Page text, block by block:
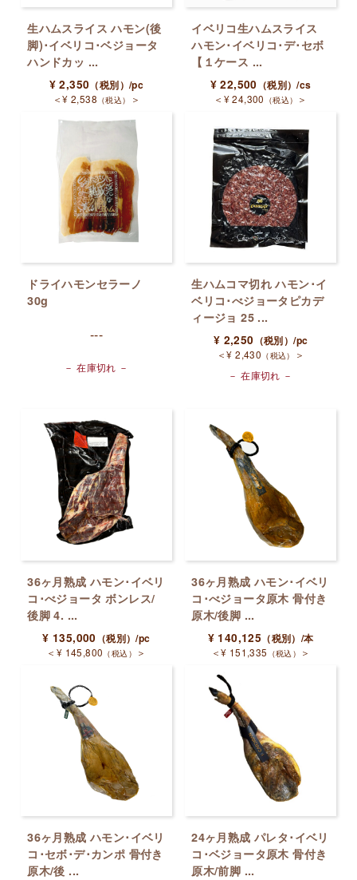
生ハムスライス ハモン(後
脚)･イベリコ･ベジョータ
ハンドカッ ...
¥ 2,350 （税別）/pc
＜¥ 2,538 （税込） ＞
イベリコ生ハムスライス
ハモン･イベリコ･デ･セボ
【１ケース ...
¥22,500 （税別）/cs
＜ ¥24,300 （税込） ＞
ドライハモンセラーノ
30g
---
－ 在庫切れ －
生ハムコマ切れ ハモン･イ
ベリコ･べジョータピカデ
ィージョ 25 ...
¥ 2,250 （税別）/pc
＜¥ 2,430 （税込）
＞
－ 在庫切れ －
36ヶ月熟成 ハモン･イベリ
コ･べジョータ ボンレス/
後脚 4. ...
¥ 135,000 （税別）/pc
＜ ¥ 145,800 （税込） ＞
36ヶ月熟成 ハモン･イベリ
コ･べジョータ原木 骨付き
原木/後脚 ...
¥140,125 （税別） /本
＜¥ 151,335 （税込） ＞
36ヶ月熟成 ハモン･イベリ
コ･セボ･デ･カンポ 骨付き
原木/後 ...
24ヶ月熟成 パレタ･イベリ
コ･ベジョータ原木 骨付き
原木/前脚 ...